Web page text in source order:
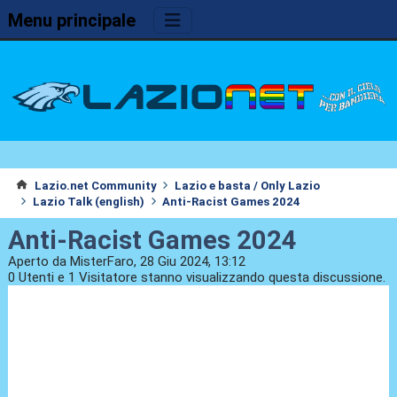
Menu principale
Lazio.net Community
Lazio e basta / Only Lazio
Lazio Talk (english)
Anti-Racist Games 2024
Anti-Racist Games 2024
Aperto da MisterFaro, 28 Giu 2024, 13:12
0 Utenti e 1 Visitatore stanno visualizzando questa discussione.